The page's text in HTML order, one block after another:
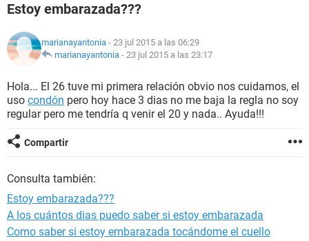
FAMILIA
NUTRICIÓN
BIENESTAR
Estoy embarazada???
marianayantonia - 23 jul 2015 a las 06:29
marianayantonia - 23 jul 2015 a las 23:17
Hola... El 26 tuve mi primera relación obvio nos cuidamos, el
uso condón pero hoy hace 3 dias no me baja la regla no soy
regular pero me tendría q venir el 20 y nada.. Ayuda!!!
Compartir
Consulta también:
Estoy embarazada???
A los cuántos dias puedo saber si estoy embarazada
Como saber si estoy embarazada tocándome el cuello